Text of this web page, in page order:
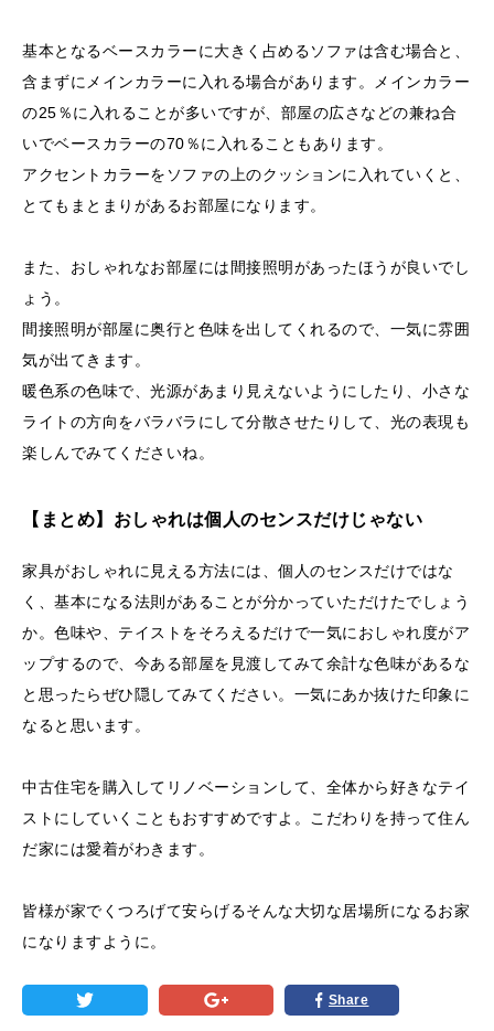
基本となるベースカラーに大きく占めるソファは含む場合と、
含まずにメインカラーに入れる場合があります。メインカラー
の25％に入れることが多いですが、部屋の広さなどの兼ね合
いでベースカラーの70％に入れることもあります。
アクセントカラーをソファの上のクッションに入れていくと、
とてもまとまりがあるお部屋になります。
また、おしゃれなお部屋には間接照明があったほうが良いでし
ょう。
間接照明が部屋に奥行と色味を出してくれるので、一気に雰囲
気が出てきます。
暖色系の色味で、光源があまり見えないようにしたり、小さな
ライトの方向をバラバラにして分散させたりして、光の表現も
楽しんでみてくださいね。
【まとめ】おしゃれは個人のセンスだけじゃない
家具がおしゃれに見える方法には、個人のセンスだけではな
く、基本になる法則があることが分かっていただけたでしょう
か。色味や、テイストをそろえるだけで一気におしゃれ度がア
ップするので、今ある部屋を見渡してみて余計な色味があるな
と思ったらぜひ隠してみてください。一気にあか抜けた印象に
なると思います。
中古住宅を購入してリノベーションして、全体から好きなテイ
ストにしていくこともおすすめですよ。こだわりを持って住ん
だ家には愛着がわきます。
皆様が家でくつろげて安らげるそんな大切な居場所になるお家
になりますように。
Share